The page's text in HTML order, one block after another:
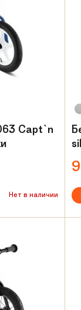
Capt`n
Нет в наличии
лет